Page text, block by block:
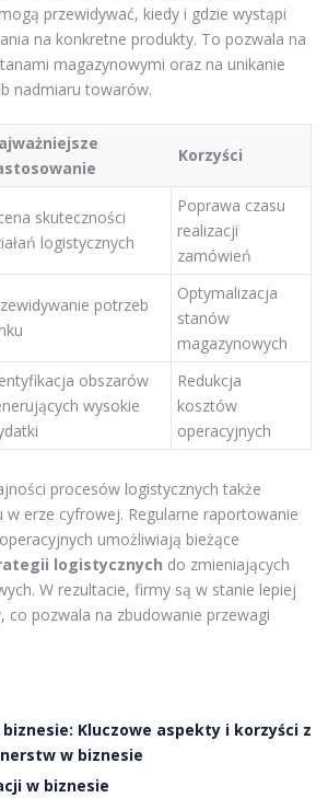
przewidywać, kiedy i gdzie wystąpi
na konkretne produkty. To pozwala na
magazynowymi oraz na unikanie
nadmiaru towarów.
Korzyści
skuteczności
logistycznych
Poprawa czasu
realizacji
zamówień
potrzeb
Optymalizacja
stanów
magazynowych
obszarów
wysokie
Redukcja
kosztów
operacyjnych
procesów logistycznych także
w erze cyfrowej. Regularne raportowanie
umożliwiają bieżące
logistycznych do zmieniających
W rezultacie, firmy są w stanie lepiej
co pozwala na zbudowanie przewagi
Kluczowe aspekty i korzyści z
w biznesie
w biznesie